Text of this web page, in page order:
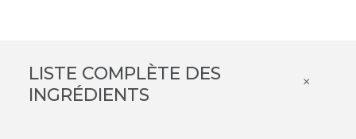
LISTE COMPLÈTE DES
INGRÉDIENTS
×